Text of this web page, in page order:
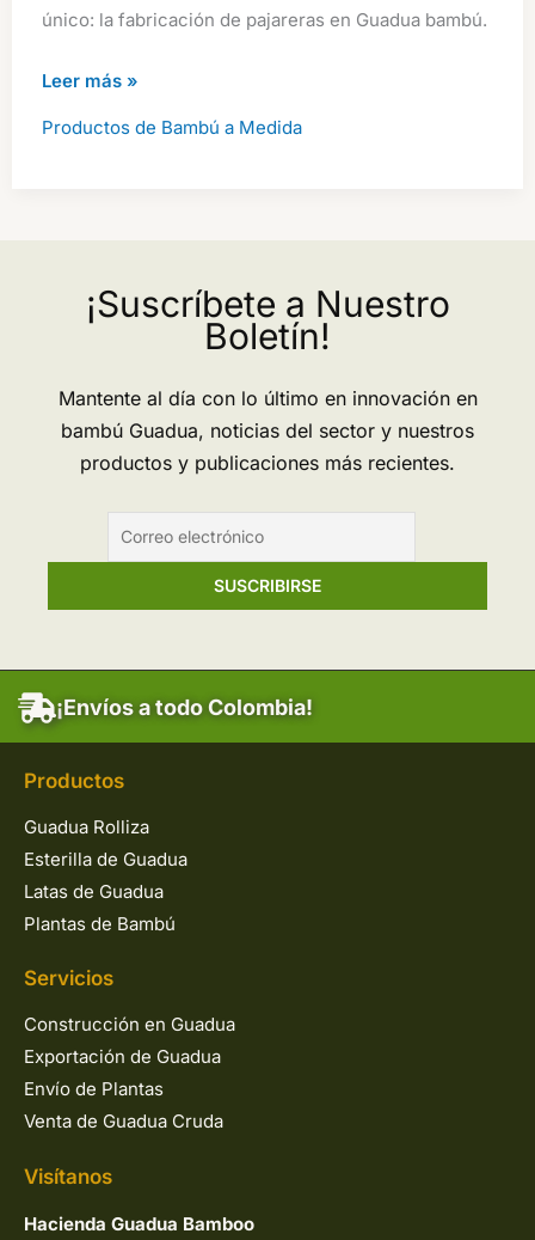
único: la fabricación de pajareras en Guadua bambú.
Pajareras
Mulaló
Loboguerrero
Leer más »
Productos de Bambú a Medida
¡Suscríbete a Nuestro
Boletín!
Mantente al día con lo último en innovación en
bambú Guadua, noticias del sector y nuestros
productos y publicaciones más recientes.
¡Envíos a todo Colombia!
Productos
Guadua Rolliza
Esterilla de Guadua
Latas de Guadua
Plantas de Bambú
Servicios
Construcción en Guadua
Exportación de Guadua
Envío de Plantas
Venta de Guadua Cruda
Visítanos
Hacienda Guadua Bamboo